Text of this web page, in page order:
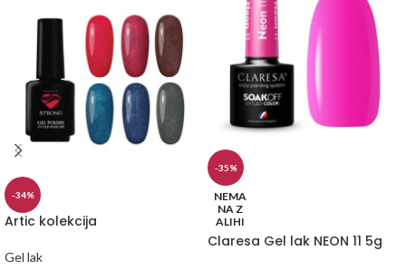
-34%
Artic kolekcija
Gel lak
-35%
NEMA
NA Z
ALIHI
Claresa Gel lak NEON 11 5g